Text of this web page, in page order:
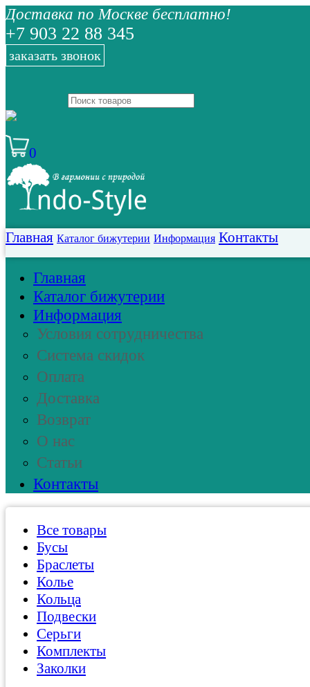
Доставка по Москве бесплатно!
+7 903 22 88 345
заказать звонок
0
Главная Каталог бижутерии Информация Контакты
Главная
Каталог бижутерии
Информация
Условия сотрудничества
Система скидок
Оплата
Доставка
Возврат
О нас
Статьи
Контакты
Все товары
Бусы
Браслеты
Колье
Кольца
Подвески
Серьги
Комплекты
Заколки